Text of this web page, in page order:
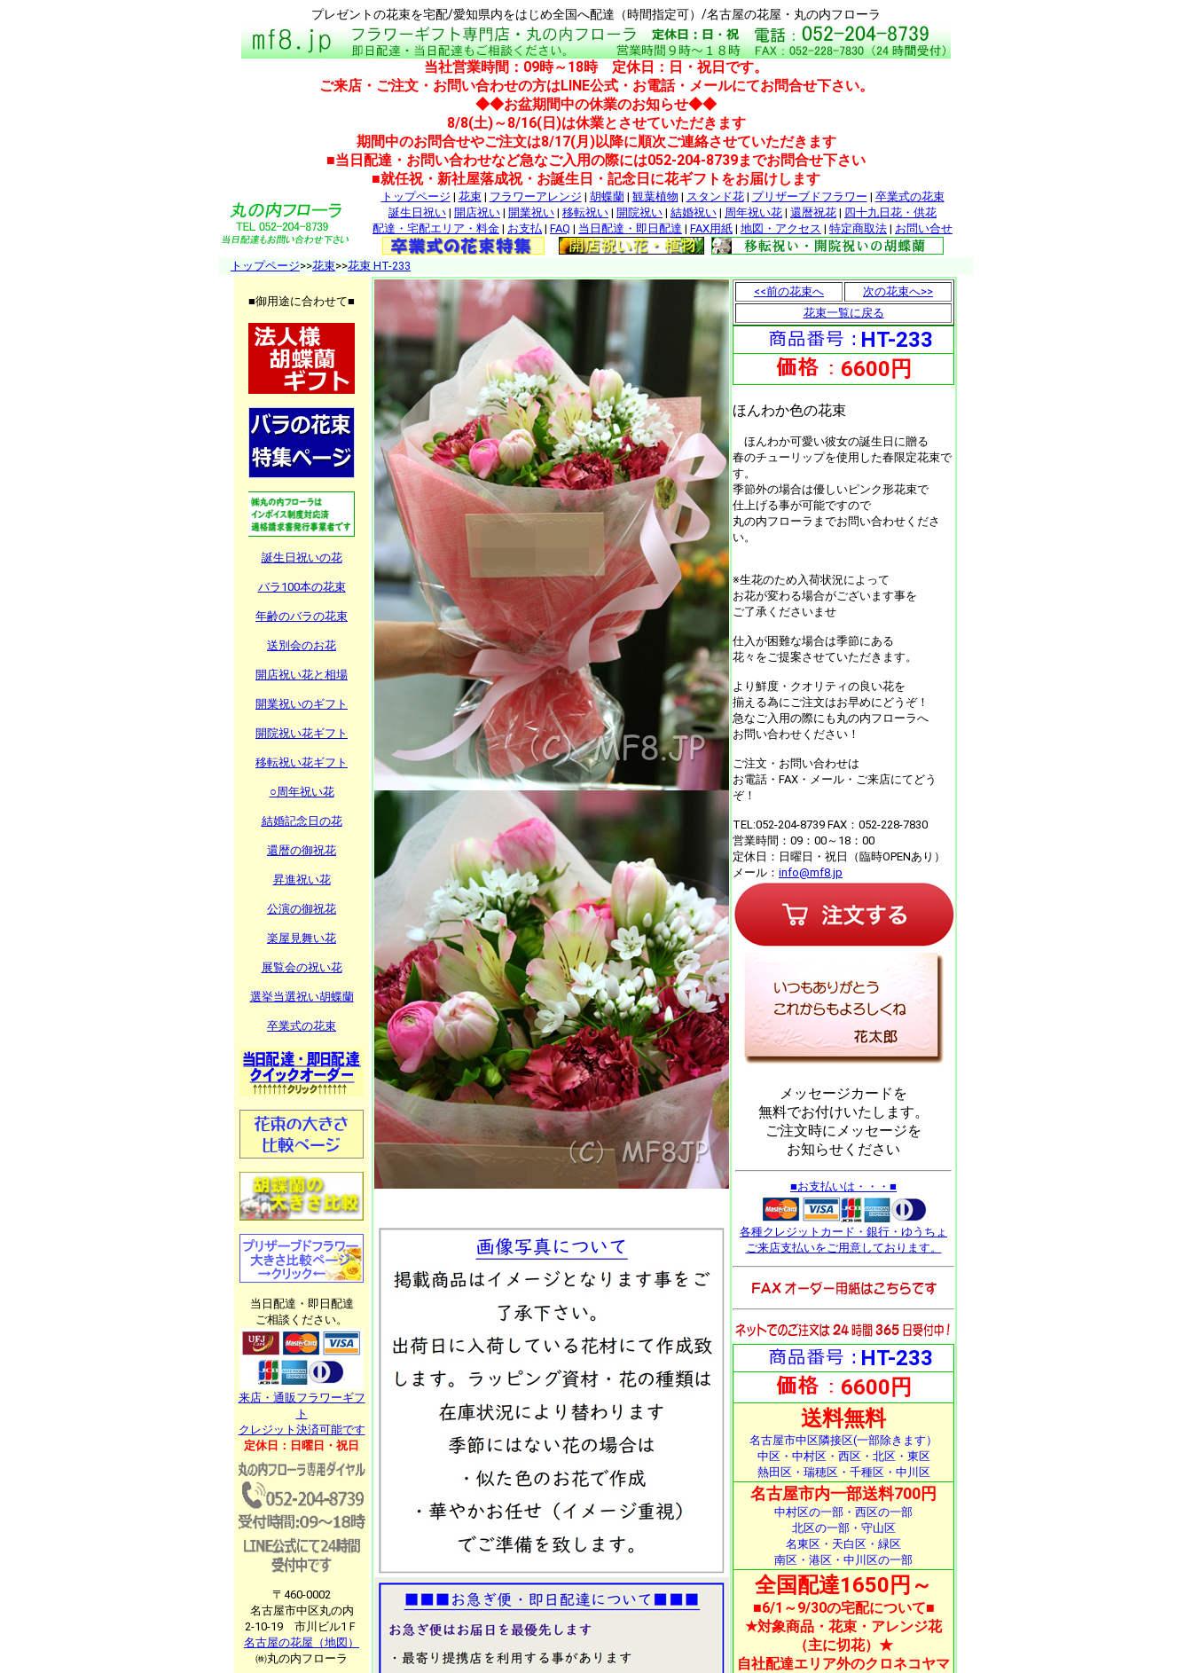
プレゼントの花束を宅配/愛知県内をはじめ全国へ配達（時間指定可）/名古屋の花屋・丸の内フローラ
当社営業時間：09時～18時 定休日：日・祝日です。
ご来店・ご注文・お問い合わせの方はLINE公式・お電話・メールにてお問合せ下さい。
◆◆お盆期間中の休業のお知らせ◆◆
8/8(土)～8/16(日)は休業とさせていただきます
期間中のお問合せやご注文は8/17(月)以降に順次ご連絡させていただきます
■当日配達・お問い合わせなど急なご入用の際には052-204-8739までお問合せ下さい
■就任祝・新社屋落成祝・お誕生日・記念日に花ギフトをお届けします
トップページ | 花束| フラワーアレンジ | 胡蝶蘭| 観葉植物 | スタンド花| プリザーブドフラワー | 卒業式の花束
誕生日祝い | 開店祝い | 開業祝い | 移転祝い | 開院祝い | 結婚祝い | 周年祝い花 | 還暦祝花 | 四十九日花・供花
配達・宅配エリア・料金 | お支払 | FAQ | 当日配達・即日配達 | FAX用紙 | 地図・アクセス | 特定商取法 | お問い合せ
トップページ>>花束>>花束 HT-233
■御用途に合わせて■
誕生日祝いの花
バラ100本の花束
年齢のバラの花束
送別会のお花
開店祝い花と相場
開業祝いのギフト
開院祝い花ギフト
移転祝い花ギフト
○周年祝い花
結婚記念日の花
還暦の御祝花
昇進祝い花
公演の御祝花
楽屋見舞い花
展覧会の祝い花
選挙当選祝い胡蝶蘭
卒業式の花束
当日配達・即日配達
ご相談ください。
来店・通販フラワーギフ
ト
クレジット決済可能です
定休日：日曜日・祝日
〒460-0002
名古屋市中区丸の内
2-10-19 市川ビル1Ｆ
名古屋の花屋（地図）
㈱丸の内フローラ
<<前の花束へ
次の花束へ>>
花束一覧に戻る
HT-233
6600円
ほんわか色の花束
ほんわか可愛い彼女の誕生日に贈る
春のチューリップを使用した春限定花束で
す。
季節外の場合は優しいピンク形花束で
仕上げる事が可能ですので
丸の内フローラまでお問い合わせくださ
い。
※生花のため入荷状況によって
お花が変わる場合がございます事を
ご了承くださいませ
仕入が困難な場合は季節にある
花々をご提案させていただきます。
より鮮度・クオリティの良い花を
揃える為にご注文はお早めにどうぞ！
急なご入用の際にも丸の内フローラへ
お問い合わせください！
ご注文・お問い合わせは
お電話・FAX・メール・ご来店にてどう
ぞ！
TEL:052-204-8739 FAX：052-228-7830
営業時間：09：00～18：00
定休日：日曜日・祝日（臨時OPENあり）
メール： info@mf8.jp
メッセージカードを
無料でお付けいたします。
ご注文時にメッセージを
お知らせください
■お支払いは・・・■
各種クレジットカード・銀行・ゆうちょ
ご来店支払いをご用意しております。
HT-233
6600円
送料無料
名古屋市中区隣接区(一部除きます）
中区・中村区・西区・北区・東区
熱田区・瑞穂区・千種区・中川区
名古屋市内一部送料700円
中村区の一部・西区の一部
北区の一部・守山区
名東区・天白区・緑区
南区・港区・中川区の一部
全国配達1650円～
■6/1～9/30の宅配について■
★対象商品・花束・アレンジ花
（主に切花）★
自社配達エリア外のクロネコヤマ